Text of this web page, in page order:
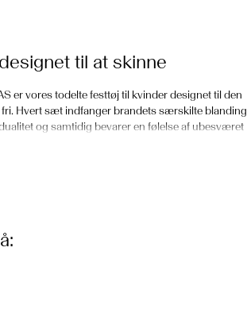
til at skinne
er vores todelte festtøj til kvinder designet til den
Hvert sæt indfanger brandets særskilte blanding
og samtidig bevarer en følelse af ubesværet
fest
eller et, der fanger lyset blødt. Sæt det sammen
kræver ekstra definition, kan du tage en